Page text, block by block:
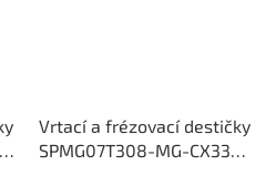
Vrtací a frézovací destičky
SPMG07T308-MG-CX33TX